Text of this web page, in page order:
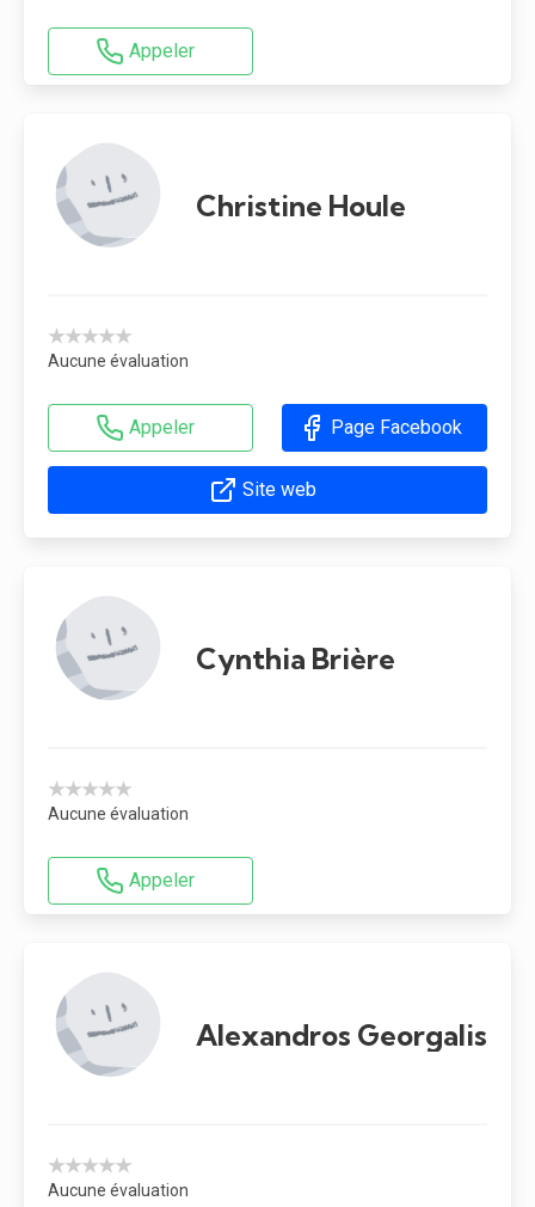
Appeler
Christine Houle
★★★★★
Aucune évaluation
Appeler Page Facebook
Site web
Cynthia Brière
★★★★★
Aucune évaluation
Appeler
Alexandros Georgalis
★★★★★
Aucune évaluation